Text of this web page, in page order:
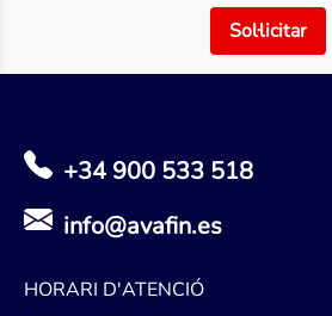
Sol·licitar
+34 900 533 518
info@avafin.es
HORARI D'ATENCIÓ